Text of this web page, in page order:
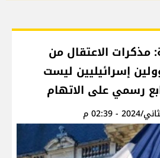
مذكرات الاعتقال من
إسرائيليين ليست
رسمي على الاتهام